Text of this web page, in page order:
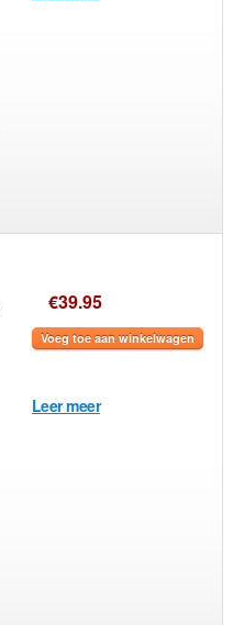
€39.95
Voeg toe aan winkelwagen
Leer meer